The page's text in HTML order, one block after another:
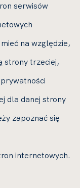
serwisów
na względzie,
strony trzeciej,
dla danej strony
zapoznać się
internetowych.